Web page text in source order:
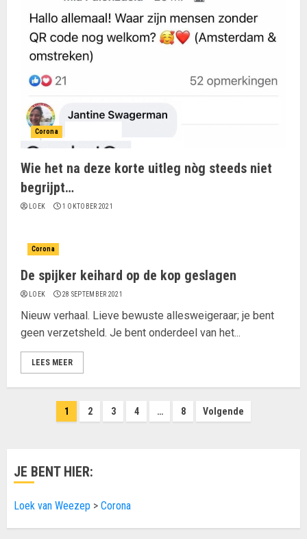
Corona
Wie het na deze korte uitleg nòg steeds niet
begrijpt…
LOEK 1 OKTOBER 2021
Corona
De spijker keihard op de kop geslagen
LOEK 28 SEPTEMBER 2021
Nieuw verhaal. Lieve bewuste allesweigeraar; je bent
geen verzetsheld. Je bent onderdeel van het...
LEES MEER
Berichten1 2 3 4 … 8 Volgende
JE BENT HIER:
Loek van Weezep > Corona